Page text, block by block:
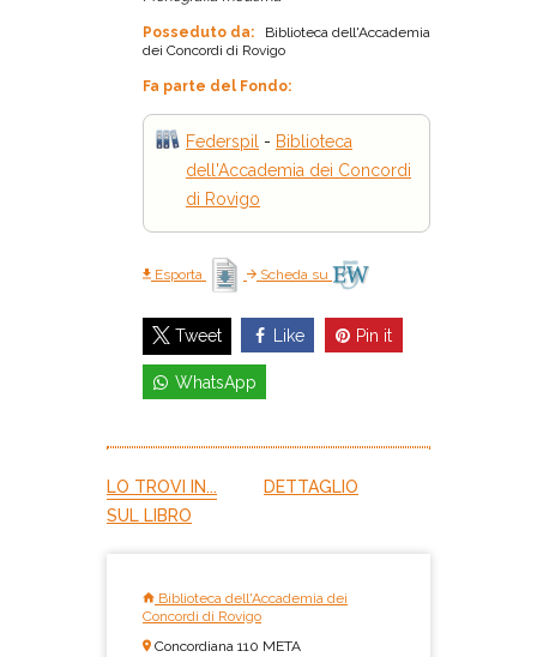
Posseduto da:
Biblioteca dell'Accademia
dei Concordi di Rovigo
Fa parte del Fondo:
Federspil - Biblioteca
dell'Accademia dei Concordi
di Rovigo
Esporta Scheda su
Tweet Like Pin it
WhatsApp
LO TROVI IN...
DETTAGLIO
SUL LIBRO
Biblioteca dell'Accademia dei
Concordi di Rovigo
Concordiana 110 META